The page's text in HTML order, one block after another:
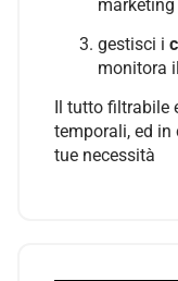
marketing
gestisci i
monitora
Il tutto
temporali, ed
tue necessità